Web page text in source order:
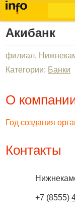
Акибанк
филиал,
Категории: Банки
О
Год создания
Контакты
+7 (8555)